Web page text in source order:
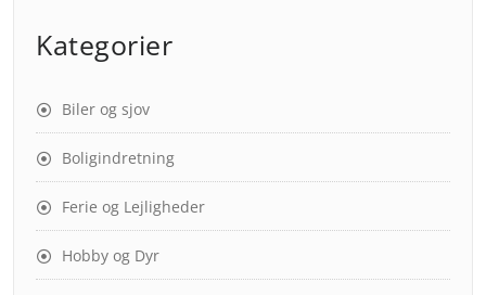
Kategorier
Biler og sjov
Boligindretning
Ferie og Lejligheder
Hobby og Dyr